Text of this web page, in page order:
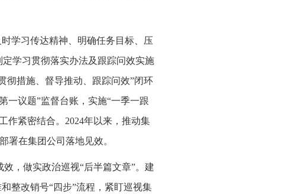
学习传达精神、明确任务目标、压
学习贯彻落实办法及跟踪问效实施
彻措施、督导推动、跟踪问效”闭环
一议题”监督台账，实施“一季一跟
作紧密结合。2024年以来，推动集
署在集团公司落地见效。
，做实政治巡视“后半篇文章”。建
整改销号“四步”流程，紧盯巡视集